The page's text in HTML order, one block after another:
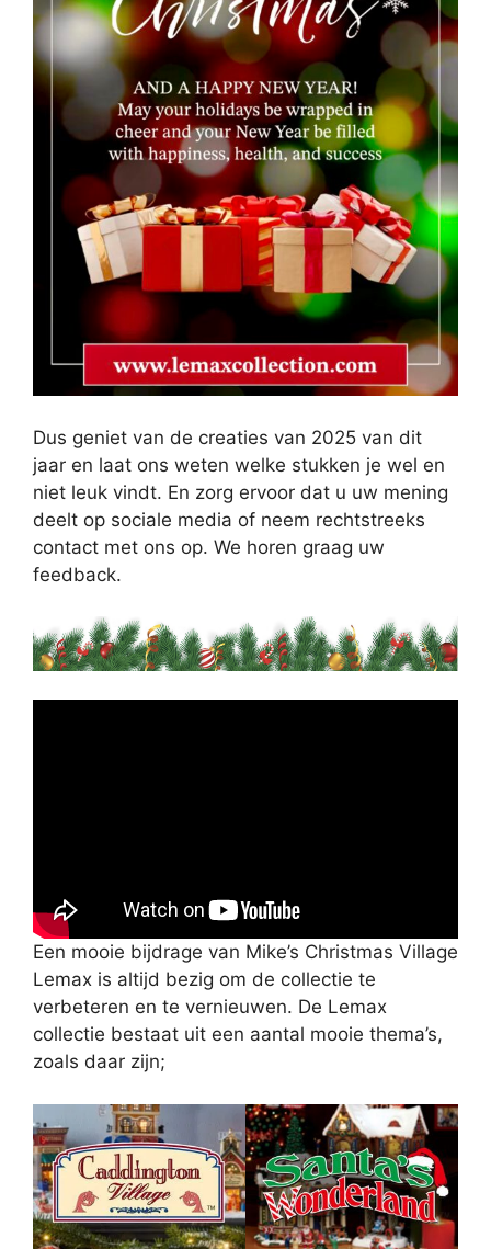
Dus geniet van de creaties van 2025 van dit
jaar en laat ons weten welke stukken je wel en
niet leuk vindt. En zorg ervoor dat u uw mening
deelt op sociale media of neem rechtstreeks
contact met ons op. We horen graag uw
feedback.
Een mooie bijdrage van Mike’s Christmas Village
Lemax is altijd bezig om de collectie te
verbeteren en te vernieuwen. De Lemax
collectie bestaat uit een aantal mooie thema’s,
zoals daar zijn;